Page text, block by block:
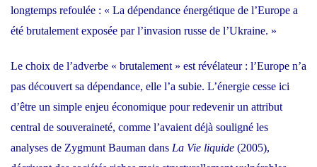
longtemps refoulée : « La dépendance énergétique de l’Europe a
été brutalement exposée par l’invasion russe de l’Ukraine. »
Le choix de l’adverbe « brutalement » est révélateur : l’Europe n’a
pas découvert sa dépendance, elle l’a subie. L’énergie cesse ici
d’être un simple enjeu économique pour redevenir un attribut
central de souveraineté, comme l’avaient déjà souligné les
analyses de Zygmunt Bauman dans La Vie liquide (2005),